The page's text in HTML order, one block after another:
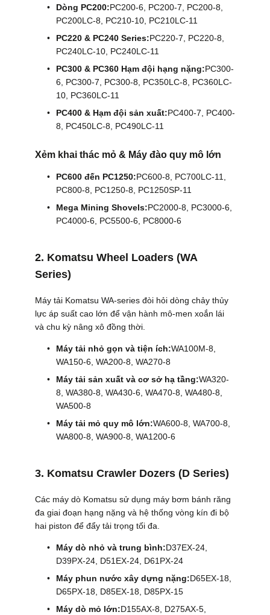
SITEMAP
Dòng PC200:PC200-6, PC200-7, PC200-8,
PC200LC-8, PC210-10, PC210LC-11
PC220 & PC240 Series:PC220-7, PC220-8,
PC240LC-10, PC240LC-11
PC300 & PC360 Hạm đội hạng nặng:PC300-
6, PC300-7, PC300-8, PC350LC-8, PC360LC-
10, PC360LC-11
PC400 & Hạm đội sản xuất:PC400-7, PC400-
8, PC450LC-8, PC490LC-11
Xẻm khai thác mỏ & Máy đào quy mô lớn
PC600 đến PC1250:PC600-8, PC700LC-11,
PC800-8, PC1250-8, PC1250SP-11
Mega Mining Shovels:PC2000-8, PC3000-6,
PC4000-6, PC5500-6, PC8000-6
2. Komatsu Wheel Loaders (WA
Series)
Máy tải Komatsu WA-series đòi hỏi dòng chảy thủy
lực áp suất cao lớn để vận hành mô-men xoắn lái
và chu kỳ nâng xô đồng thời.
Máy tải nhỏ gọn và tiện ích:WA100M-8,
WA150-6, WA200-8, WA270-8
Máy tải sản xuất và cơ sở hạ tầng:WA320-
8, WA380-8, WA430-6, WA470-8, WA480-8,
WA500-8
Máy tải mỏ quy mô lớn:WA600-8, WA700-8,
WA800-8, WA900-8, WA1200-6
3. Komatsu Crawler Dozers (D Series)
Các máy dò Komatsu sử dụng máy bơm bánh răng
đa giai đoạn hạng nặng và hệ thống vòng kín đi bộ
hai piston để đẩy tải trọng tối đa.
Máy dò nhỏ và trung bình:D37EX-24,
D39PX-24, D51EX-24, D61PX-24
Máy phun nước xây dựng nặng:D65EX-18,
D65PX-18, D85EX-18, D85PX-15
Máy dò mỏ lớn:D155AX-8, D275AX-5,